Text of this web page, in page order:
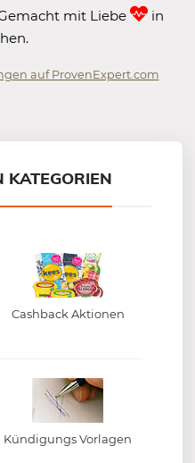
mit Liebe
in
auf ProvenExpert.com
KATEGORIEN
Cashback Aktionen
Kündigungs Vorlagen